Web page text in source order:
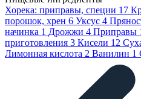
Хорека: приправы, специи 17
порошок, хрен 6 Уксус 4
начинка 1 Дрожжи 4 Приправы
приготовления 3 Кисели 12
Лимонная кислота 2 Ванилин 1